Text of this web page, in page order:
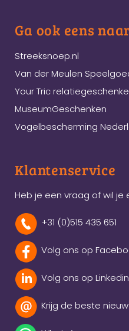
Ga ook eens
Streeksnoep.nl
Van der Meulen
Your Tric
MuseumGeschenken
Vogelbescherming
Klantenservice
Heb je een vraag of wil je
+31 (0)515 435 651
Volg ons op
Volg ons op Linkedin
Krijg de beste